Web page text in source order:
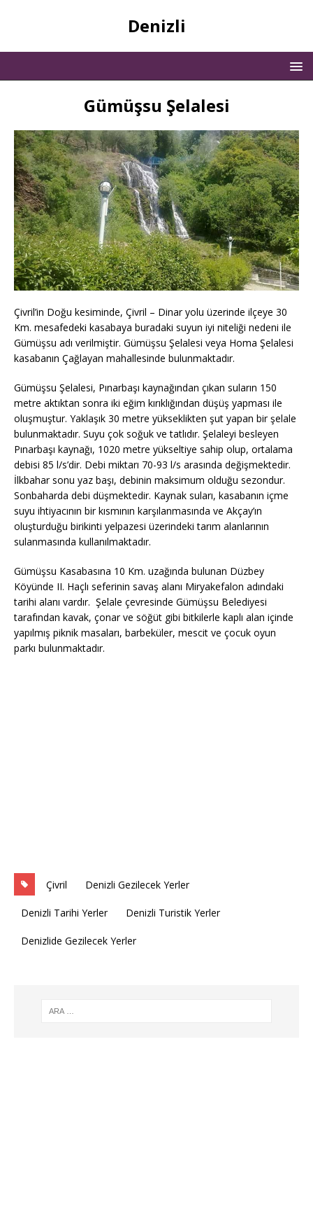
Denizli
Gümüşsu Şelalesi
Çivril’in Doğu kesiminde, Çivril – Dinar yolu üzerinde ilçeye 30
Km. mesafedeki kasabaya buradaki suyun iyi niteliği nedeni ile
Gümüşsu adı verilmiştir. Gümüşsu Şelalesi veya Homa Şelalesi
kasabanın Çağlayan mahallesinde bulunmaktadır.
Gümüşsu Şelalesi, Pınarbaşı kaynağından çıkan suların 150
metre aktıktan sonra iki eğim kırıklığından düşüş yapması ile
oluşmuştur. Yaklaşık 30 metre yükseklikten şut yapan bir şelale
bulunmaktadır. Suyu çok soğuk ve tatlıdır. Şelaleyi besleyen
Pınarbaşı kaynağı, 1020 metre yükseltiye sahip olup, ortalama
debisi 85 l/s’dir. Debi miktarı 70-93 l/s arasında değişmektedir.
İlkbahar sonu yaz başı, debinin maksimum olduğu sezondur.
Sonbaharda debi düşmektedir. Kaynak suları, kasabanın içme
suyu ihtiyacının bir kısmının karşılanmasında ve Akçay’ın
oluşturduğu birikinti yelpazesi üzerindeki tarım alanlarının
sulanmasında kullanılmaktadır.
Gümüşsu Kasabasına 10 Km. uzağında bulunan Düzbey
Köyünde II. Haçlı seferinin savaş alanı Miryakefalon adındaki
tarihi alanı vardır. Şelale çevresinde Gümüşsu Belediyesi
tarafından kavak, çonar ve söğüt gibi bitkilerle kaplı alan içinde
yapılmış piknik masaları, barbeküler, mescit ve çocuk oyun
parkı bulunmaktadır.
Çivril Denizli Gezilecek Yerler
Denizli Tarihi Yerler Denizli Turistik Yerler
Denizlide Gezilecek Yerler